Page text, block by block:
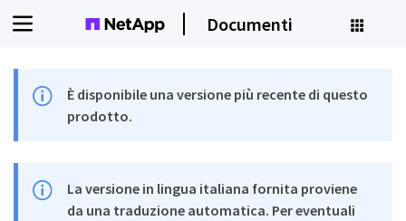
Documenti
È disponibile una versione più recente di questo
prodotto.
La versione in lingua italiana fornita proviene
da una traduzione automatica. Per eventuali